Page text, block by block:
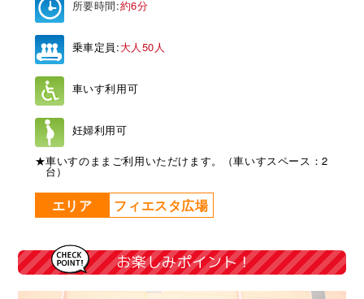
所要時間:約6分
乗車定員:大人50人
車いす利用可
妊婦利用可
★車いすのままご利用いただけます。（車いすスペース：2
台）
エリア フィエスタ広場
お楽しみポイント！